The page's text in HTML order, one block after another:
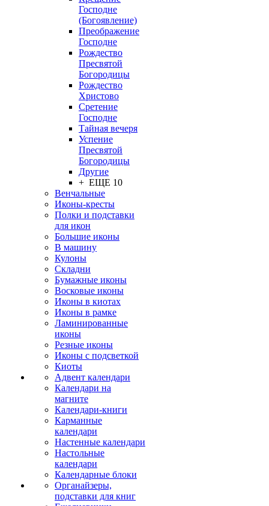
Господне
(Богоявление)
Преображение
Господне
Рождество
Пресвятой
Богородицы
Рождество
Христово
Сретение
Господне
Тайная вечеря
Успение
Пресвятой
Богородицы
Другие
+ ЕЩЕ 10
Венчальные
Иконы-кресты
Полки и подставки
для икон
Большие иконы
В машину
Кулоны
Складни
Бумажные иконы
Восковые иконы
Иконы в киотах
Иконы в рамке
Ламинированные
иконы
Резные иконы
Иконы с подсветкой
Киоты
Адвент календари
Календари на
магните
Календари-книги
Карманные
календари
Настенные календари
Настольные
календари
Календарные блоки
Органайзеры,
подставки для книг